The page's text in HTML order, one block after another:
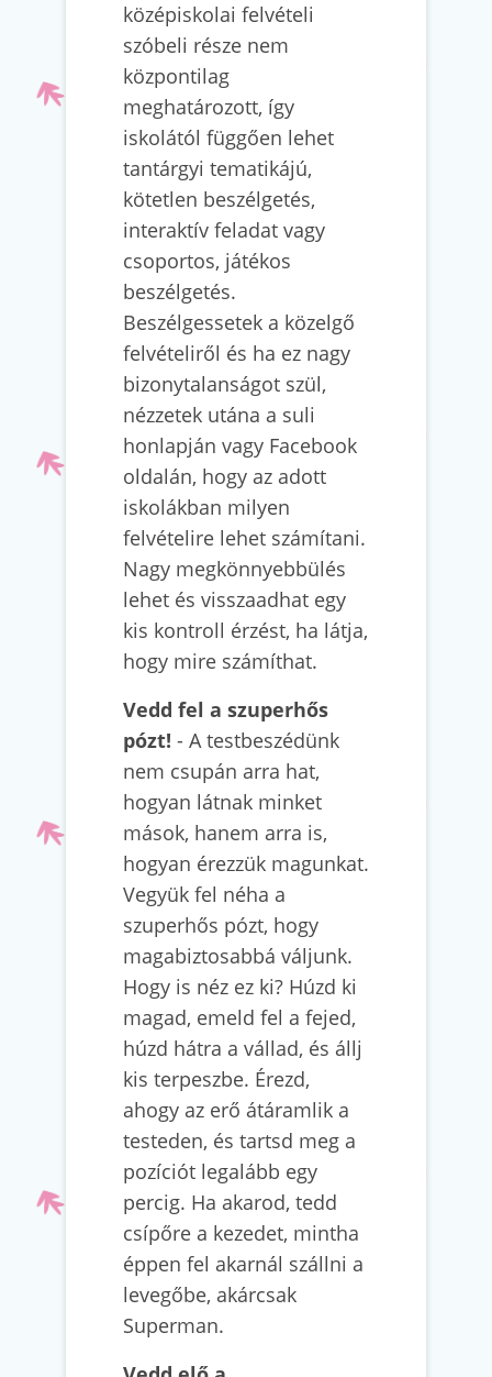
középiskolai felvételi
szóbeli része nem
központilag
meghatározott, így
iskolától függően lehet
tantárgyi tematikájú,
kötetlen beszélgetés,
interaktív feladat vagy
csoportos, játékos
beszélgetés.
Beszélgessetek a közelgő
felvételiről és ha ez nagy
bizonytalanságot szül,
nézzetek utána a suli
honlapján vagy Facebook
oldalán, hogy az adott
iskolákban milyen
felvételire lehet számítani.
Nagy megkönnyebbülés
lehet és visszaadhat egy
kis kontroll érzést, ha látja,
hogy mire számíthat.
Vedd fel a szuperhős
pózt! - A testbeszédünk
nem csupán arra hat,
hogyan látnak minket
mások, hanem arra is,
hogyan érezzük magunkat.
Vegyük fel néha a
szuperhős pózt, hogy
magabiztosabbá váljunk.
Hogy is néz ez ki? Húzd ki
magad, emeld fel a fejed,
húzd hátra a vállad, és állj
kis terpeszbe. Érezd,
ahogy az erő átáramlik a
testeden, és tartsd meg a
pozíciót legalább egy
percig. Ha akarod, tedd
csípőre a kezedet, mintha
éppen fel akarnál szállni a
levegőbe, akárcsak
Superman.